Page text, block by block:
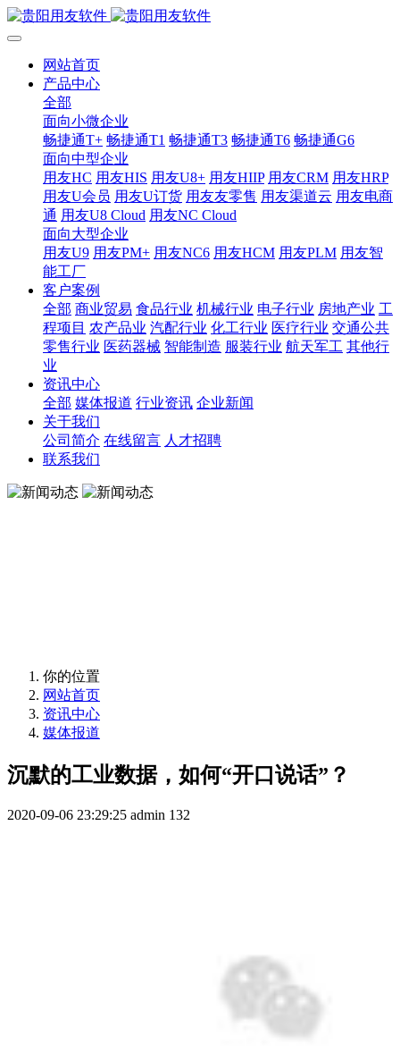
网站首页
产品中心
全部
面向小微企业
畅捷通T+ 畅捷通T1 畅捷通T3 畅捷通T6 畅捷通G6
面向中型企业
用友HC 用友HIS 用友U8+ 用友HIIP 用友CRM 用友HRP
用友U会员 用友U订货 用友友零售 用友渠道云 用友电商
通 用友U8 Cloud 用友NC Cloud
面向大型企业
用友U9 用友PM+ 用友NC6 用友HCM 用友PLM 用友智
能工厂
客户案例
全部 商业贸易 食品行业 机械行业 电子行业 房地产业 工
程项目 农产品业 汽配行业 化工行业 医疗行业 交通公共
零售行业 医药器械 智能制造 服装行业 航天军工 其他行
业
资讯中心
全部 媒体报道 行业资讯 企业新闻
关于我们
公司简介 在线留言 人才招聘
联系我们
你的位置
网站首页
资讯中心
媒体报道
沉默的工业数据，如何“开口说话”？
2020-09-06 23:29:25 admin 132